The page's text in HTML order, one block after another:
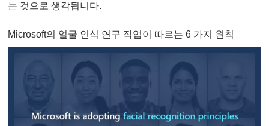
는 것으로 생각됩니다.
Microsoft의 얼굴 인식 연구 작업이 따르는 6 가지 원칙